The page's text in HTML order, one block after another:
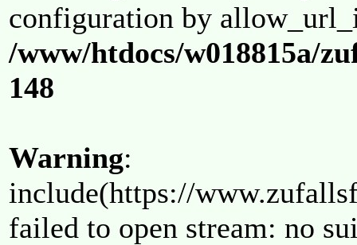
configuration by
/www/htdocs/w018815a/
148
Warning:
include(https://
failed to open stream: no